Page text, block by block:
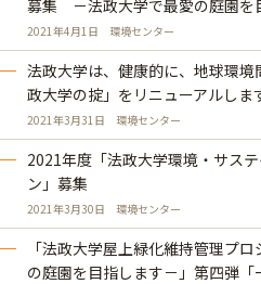
募集 －法政大学で最愛の庭園を
2021年4月1日 環境センター
法政大学は、健康的に、地球環
政大学の掟」をリニューアルしま
2021年3月31日 環境センター
2021年度「法政大学環境・サス
ン」募集
2021年3月30日 環境センター
「法政大学屋上緑化維持管理プ
の庭園を目指します－」第四弾「